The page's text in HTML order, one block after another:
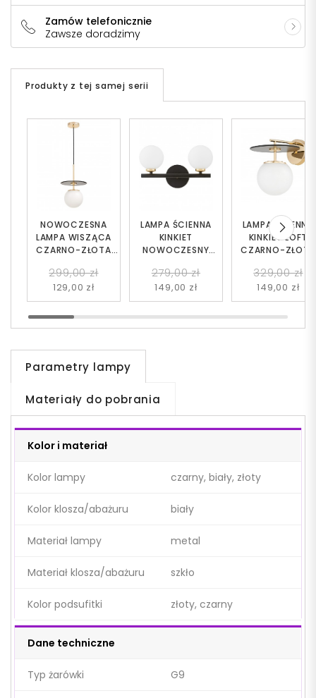
Zamów telefonicznie
Zawsze doradzimy
Produkty z tej samej serii
NOWOCZESNA
LAMPA WISZĄCA
CZARNO-ZŁOTA
299,00 zł
129,00 zł
LAMPA ŚCIENNA
KINKIET LOFT
CZARNO-ZŁOTA
329,00 zł
149,00 zł
LAMPA ŚCIENNA
KINKIET
NOWOCZESNY
MARSIADA W2
279,00 zł
149,00 zł
Parametry lampy
Materiały do pobrania
Kolor i materiał
Kolor lampy czarny, biały, złoty
Kolor klosza/abażuru biały
Materiał lampy metal
Materiał klosza/abażuru szkło
Kolor podsufitki złoty, czarny
Dane techniczne
Typ żarówki G9